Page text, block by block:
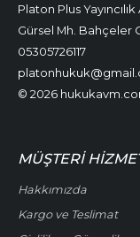
Platon Plus
Gürsel Mh. Bahçeler
05305726117
© 2026
MÜŞTERI
Hakkımızda
Kargo ve Teslimat